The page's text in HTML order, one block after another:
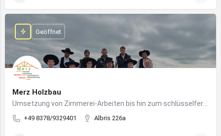
Merz Holzbau
+49 8378/9329401 Albris 226a
Geöffnet